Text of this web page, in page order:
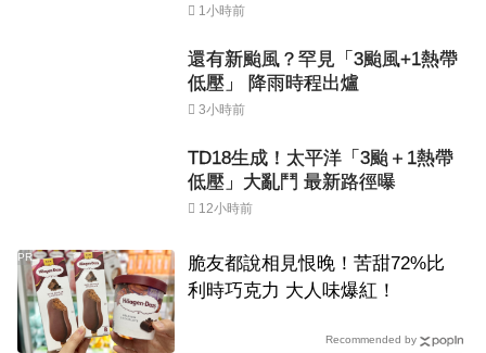
1小時前
還有新颱風？罕見「3颱風+1熱帶
低壓」 降雨時程出爐
3小時前
TD18生成！太平洋「3颱＋1熱帶
低壓」大亂鬥 最新路徑曝
12小時前
脆友都說相見恨晚！苦甜72%比
利時巧克力 大人味爆紅！
PR
Recommended by